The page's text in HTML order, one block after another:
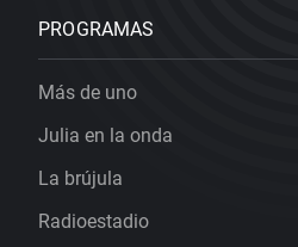
PROGRAMAS
Más de uno
Julia en la onda
La brújula
Radioestadio